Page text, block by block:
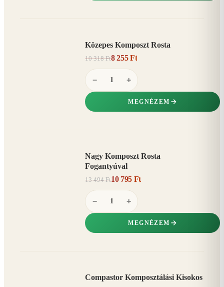
Közepes Komposzt Rosta
10 318 Ft8 255 Ft
− +
MEGNÉZEM
Nagy Komposzt Rosta
Fogantyúval
13 494 Ft10 795 Ft
− +
MEGNÉZEM
Compastor Komposztálási Kisokos